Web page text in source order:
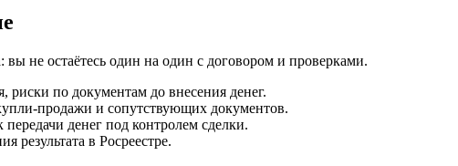
не остаётесь один на один с договором и проверками.
риски по документам до внесения денег.
продажи и сопутствующих документов.
денег под контролем сделки.
результата в Росреестре.